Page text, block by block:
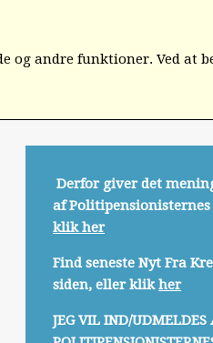
Derfor giver det
af
klik her
Find seneste Nyt Fra
siden, eller klikher
JEG VIL IND/UDMELDES
og andre funktioner. Ved at